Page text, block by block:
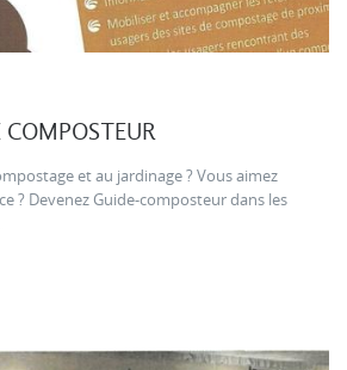
et au jardinage ? Vous aimez
? Devenez Guide-composteur dans les